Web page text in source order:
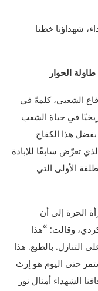
شهداؤنا خطنا
الحوار
الشعبي، كلمةً في
منعطفًا تاريخيًا في حياة الشعب
بفضل هذا الكفاح
تعرّض سابقًا للإبادة
الأولى التي
الحرة إلى أن
وقالت: “هذا
التنازل. بالطبع. هذا
حتى اليوم هو إرث
الشهداء أمثال نور